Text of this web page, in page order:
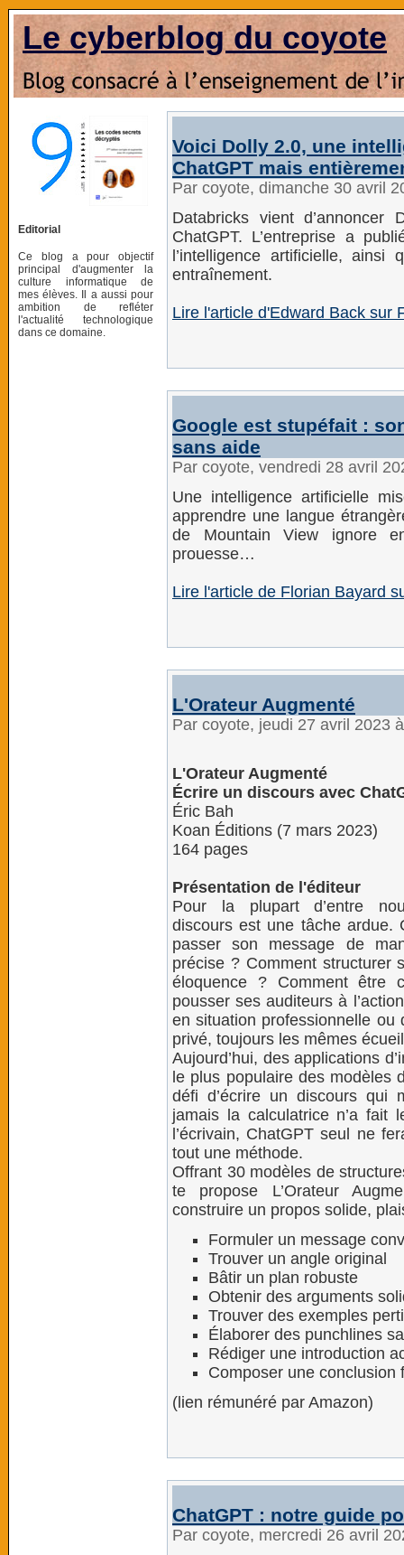
Le cyberblog du coyote
Editorial
Ce blog a pour objectif
principal d'augmenter la
culture informatique de
mes élèves. Il a aussi pour
ambition de refléter
l'actualité technologique
dans ce domaine.
Voici Dolly 2.0, une
ChatGPT mais
Par coyote, dimanche 30 avril
Databricks vient
ChatGPT. L’entreprise a
l’intelligence artificielle,
entraînement.
Lire l'article d'Edward Back sur
Google est stupéfait :
sans aide
Par coyote, vendredi 28 avril
Une intelligence artificielle
apprendre une langue
de Mountain View ignore
prouesse…
Lire l'article de Florian Bayard
L'Orateur Augmenté
Par coyote, jeudi 27 avril 2023
L'Orateur Augmenté
Écrire un discours avec
Éric Bah
Koan Éditions (7 mars 2023)
164 pages
Présentation de l'éditeur
Pour la plupart d’entre
discours est une tâche ardue.
passer son message de
précise ? Comment structurer
éloquence ? Comment être
pousser ses auditeurs à
en situation professionnelle ou
privé, toujours les mêmes
Aujourd’hui, des applications
le plus populaire des modèles
défi d’écrire un discours qui
jamais la calculatrice n’a fait
l’écrivain, ChatGPT seul ne
tout une méthode.
Offrant 30 modèles de
te propose L’Orateur
construire un propos solide,
Formuler un message
Trouver un angle original
Bâtir un plan robuste
Obtenir des arguments
Trouver des exemples
Élaborer des punchlines
Rédiger une introduction
Composer une conclusion
(lien rémunéré par Amazon)
ChatGPT : notre guide
Par coyote, mercredi 26 avril